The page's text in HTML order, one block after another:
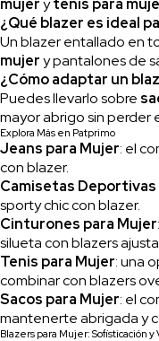
mujerytenis para
¿Qué blazer es ideal
Un blazer entallado en
mujery pantalones de
¿Cómo adaptar un
Puedes llevarlo sobre
mayor abrigo sin perder
Explora Más en Patprimo
Jeans para Mujer: el
con blazer.
Camisetas Deportivas
sporty chic con blazer.
Cinturones para Mujer
silueta con blazers
Tenis para Mujer: una
combinar con blazers
Sacos para Mujer: el
mantenerte abrigada y
Blazers para Mujer: Sofisticación